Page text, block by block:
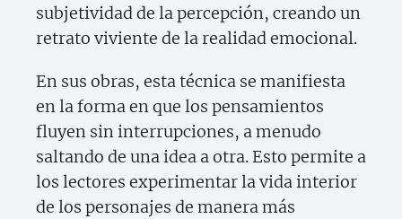
subjetividad de la percepción, creando un
retrato viviente de la realidad emocional.
En sus obras, esta técnica se manifiesta
en la forma en que los pensamientos
fluyen sin interrupciones, a menudo
saltando de una idea a otra. Esto permite a
los lectores experimentar la vida interior
de los personajes de manera más